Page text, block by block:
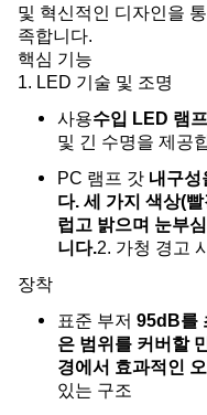
및 혁신적인 디자인을
족합니다.
핵심 기능
1. LED 기술 및 조명
사용수입 LED 램
및 긴 수명을 제공
PC 램프 갓 내구성
다. 세 가지 색상(
럽고 밝으며 눈부
니다.2. 가청 경고
장착
표준 부저 95dB를
은 범위를 커버할
경에서 효과적인
있는 구조